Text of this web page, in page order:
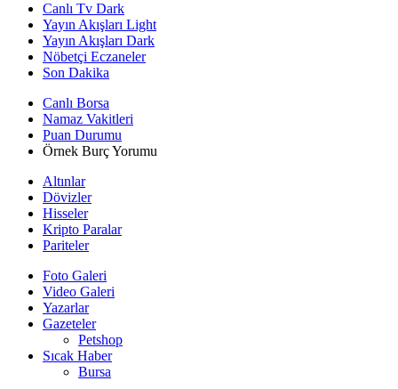
Canlı Tv Dark
Yayın Akışları Light
Yayın Akışları Dark
Nöbetçi Eczaneler
Son Dakika
Canlı Borsa
Namaz Vakitleri
Puan Durumu
Örnek Burç Yorumu
Altınlar
Dövizler
Hisseler
Kripto Paralar
Pariteler
Foto Galeri
Video Galeri
Yazarlar
Gazeteler
Petshop
Sıcak Haber
Bursa